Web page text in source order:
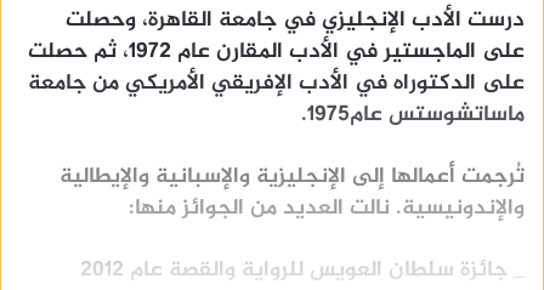
درست الأدب الإنجليزي في جامعة القاهرة، وحصلت
على الماجستير في الأدب المقارن عام ١٩٧٢، ثم حصلت
على الدكتوراه في الأدب الإفريقي الأمريكي من جامعة
ماساتشوستس عام١٩٧٥.
تُرجمت أعمالها إلى الإنجليزية والإسبانية والإيطالية
والإندونيسية. نالت العديد من الجوائز منها:
_ جائزة سلطان العويس للرواية والقصة عام ٢٠١٢